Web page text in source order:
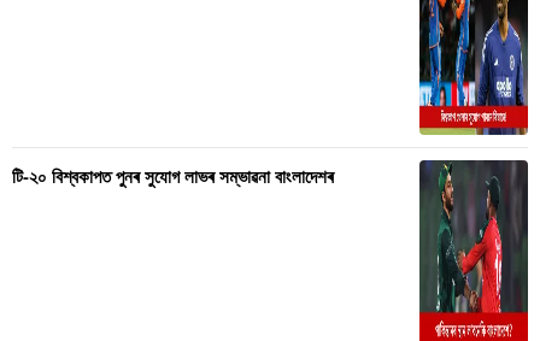
টি-২০ বিশ্বকাপত পুনৰ সুযোগ লাভৰ সম্ভাৱনা বাংলাদেশৰ